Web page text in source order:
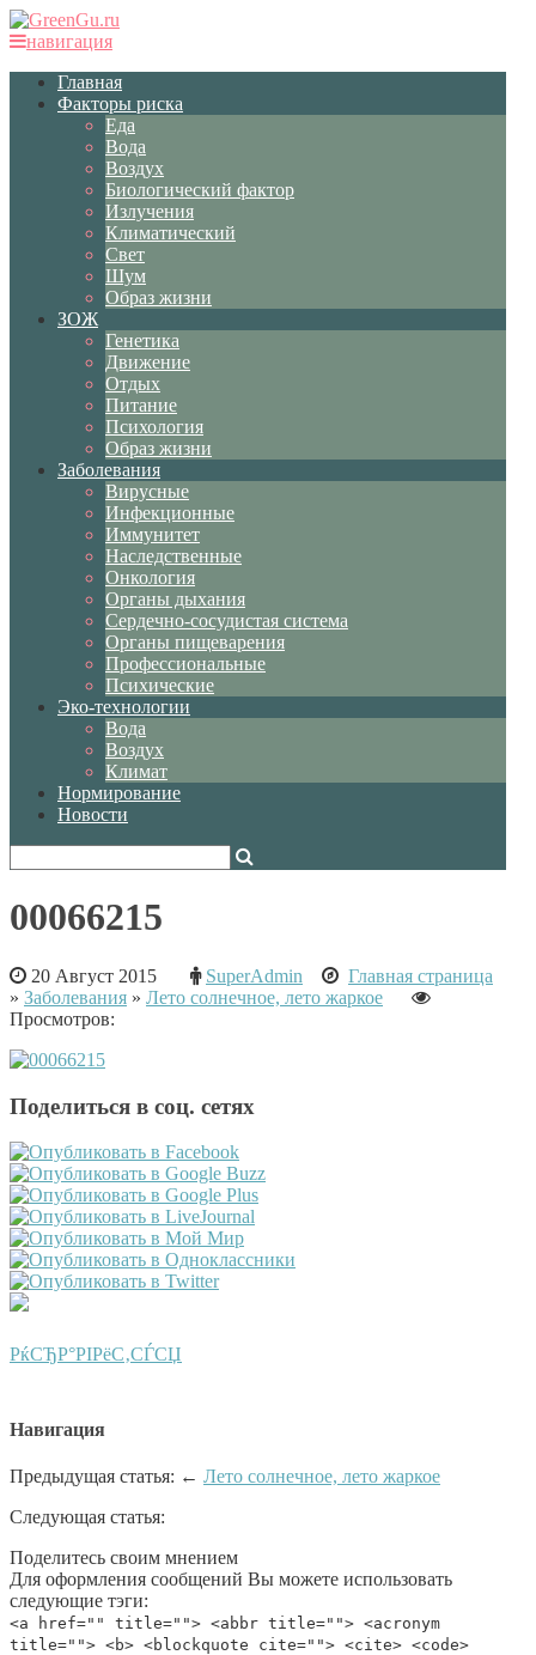
навигация
Главная
Факторы риска
Еда
Вода
Воздух
Биологический фактор
Излучения
Климатический
Свет
Шум
Образ жизни
ЗОЖ
Генетика
Движение
Отдых
Питание
Психология
Образ жизни
Заболевания
Вирусные
Инфекционные
Иммунитет
Наследственные
Онкология
Органы дыхания
Сердечно-сосудистая система
Органы пищеварения
Профессиональные
Психические
Эко-технологии
Вода
Воздух
Климат
Нормирование
Новости
00066215
20 Август 2015 SuperAdmin
Главная страница
» Заболевания » Лето солнечное, лето жаркое
Просмотров:
Поделиться в соц. сетях
РќСЂР°РІРёС‚СЃСЏ
Навигация
Предыдущая статья: ← Лето солнечное, лето жаркое
Следующая статья:
Поделитесь своим мнением
Для оформления сообщений Вы можете использовать
следующие тэги:
<a href="" title=""> <abbr title=""> <acronym
title=""> <b> <blockquote cite=""> <cite> <code>